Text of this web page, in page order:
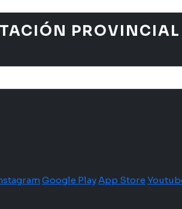
PROVINCIAL
Google PlayApp Store